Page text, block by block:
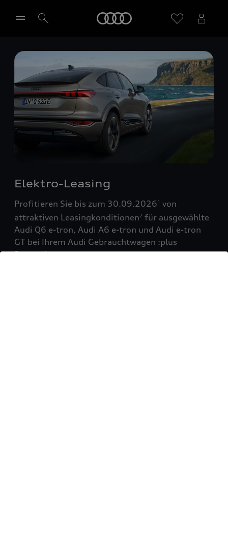
Händler wählen
Elektro-Leasing
Profitieren Sie bis zum 30.09.20261 von
attraktiven Leasingkonditionen2 für ausgewählte
Audi Q6 e-tron, Audi A6 e-tron und Audi e-tron
GT bei Ihrem Audi Gebrauchtwagen :plus
Partner!